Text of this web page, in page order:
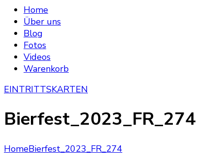
Niederrheinisches Bierfest
Home
Über uns
Blog
Fotos
Videos
Warenkorb
EINTRITTSKARTEN
Bierfest_2023_FR_274
HomeBierfest_2023_FR_274